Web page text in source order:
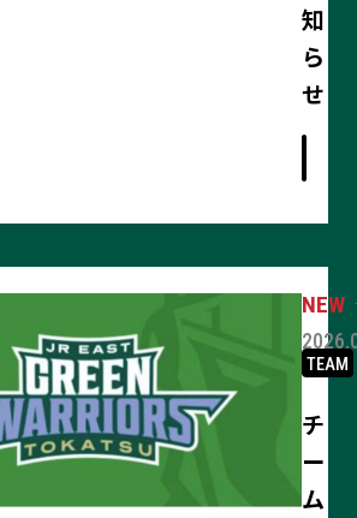
知
ら
せ記
る
TEAM
チ
ー
ム